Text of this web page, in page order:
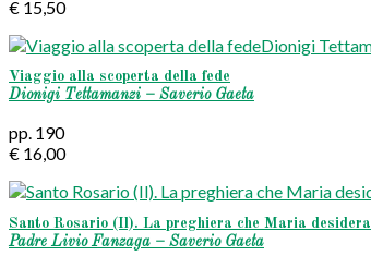
€ 15,50
Viaggio alla scoperta della fede
Dionigi Tettamanzi – Saverio Gaeta
pp. 190
€ 16,00
Santo Rosario (Il). La preghiera che Maria desidera
Padre Livio Fanzaga – Saverio Gaeta